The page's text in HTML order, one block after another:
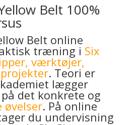
Belt 100%
Belt online
træning i Six
værktøjer,
. Teori er
lægger
det konkrete og
. På online
du undervisning